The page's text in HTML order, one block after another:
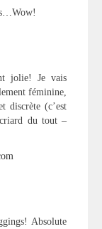
jolie! Je vais
féminine,
discrète (c’est
du tout –
Absolute